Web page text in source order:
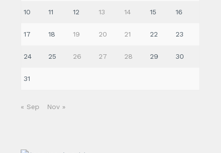
10 11 12 13 14 15 16
17 18 19 20 21 22 23
24 25 26 27 28 29 30
31
« Sep Nov »